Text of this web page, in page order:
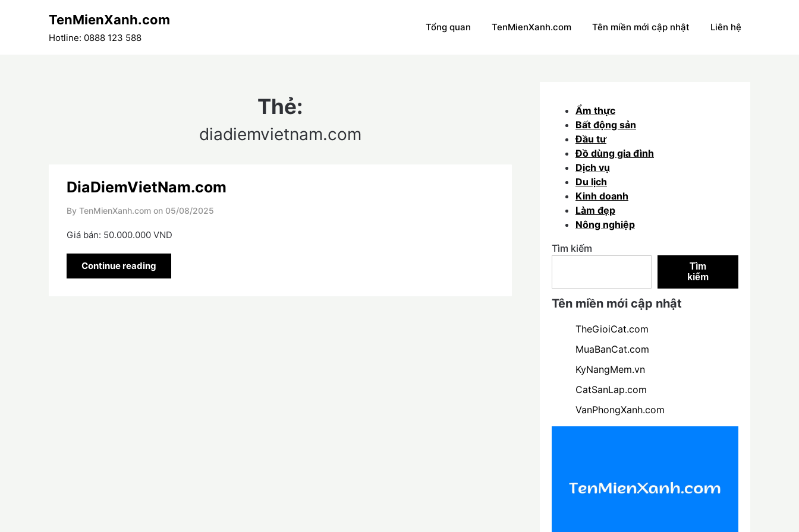
TenMienXanh.com
Hotline: 0888 123 588
Tổng quan TenMienXanh.com Tên miền mới cập nhật Liên hệ
Thẻ:
diadiemvietnam.com
DiaDiemVietNam.com
By TenMienXanh.com on 05/08/2025
Giá bán: 50.000.000 VND
Continue reading
Ẩm thực
Bất động sản
Đầu tư
Đồ dùng gia đình
Dịch vụ
Du lịch
Kinh doanh
Làm đẹp
Nông nghiệp
Tìm kiếm
Tìm
kiếm
Tên miền mới cập nhật
TheGioiCat.com
MuaBanCat.com
KyNangMem.vn
CatSanLap.com
VanPhongXanh.com